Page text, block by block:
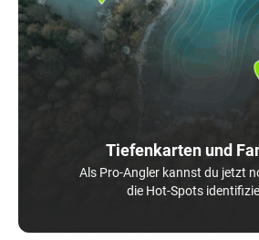
Tiefenkarten und
Als Pro-Angler kannst du jetzt
die Hot-Spots